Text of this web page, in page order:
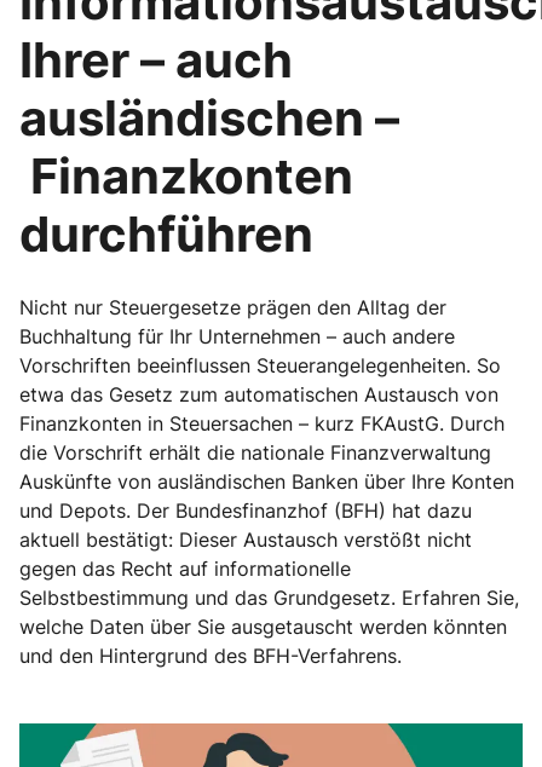
Ihrer – auch
ausländischen –
Finanzkonten
durchführen
Nicht nur Steuergesetze prägen den Alltag der
Buchhaltung für Ihr Unternehmen – auch andere
Vorschriften beeinflussen Steuerangelegenheiten. So
etwa das Gesetz zum automatischen Austausch von
Finanzkonten in Steuersachen – kurz FKAustG. Durch
die Vorschrift erhält die nationale Finanzverwaltung
Auskünfte von ausländischen Banken über Ihre Konten
und Depots. Der Bundesfinanzhof (BFH) hat dazu
aktuell bestätigt: Dieser Austausch verstößt nicht
gegen das Recht auf informationelle
Selbstbestimmung und das Grundgesetz. Erfahren Sie,
welche Daten über Sie ausgetauscht werden könnten
und den Hintergrund des BFH-Verfahrens.